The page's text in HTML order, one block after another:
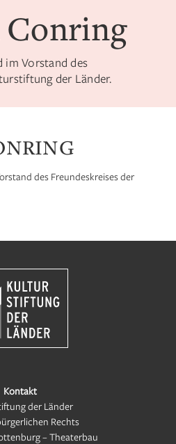
im Vorstand des
der Länder.
des Freundeskreises der
Kontakt
der Länder
Rechts
– Theaterbau